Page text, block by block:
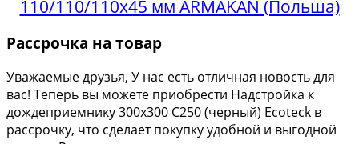
110/110/110х45 мм ARMAKAN (Польша)
Рассрочка на товар
Уважаемые друзья, У нас есть отличная новость для
вас! Теперь вы можете приобрести Надстройка к
дождеприемнику 300х300 С250 (черный) Ecoteck в
рассрочку, что сделает покупку удобной и выгодной